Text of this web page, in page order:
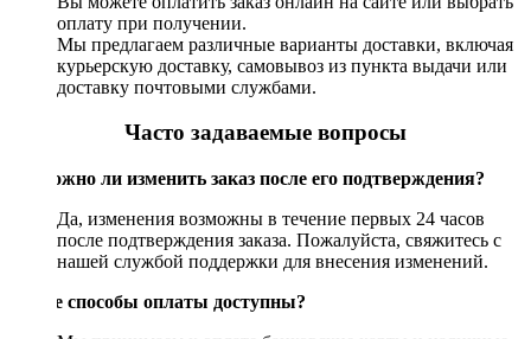
оплату при получении.
Мы предлагаем различные варианты доставки, включая
курьерскую доставку, самовывоз из пункта выдачи или
доставку почтовыми службами.
Часто задаваемые вопросы
Возможно ли изменить заказ после его подтверждения?
Да, изменения возможны в течение первых 24 часов
после подтверждения заказа. Пожалуйста, свяжитесь с
нашей службой поддержки для внесения изменений.
Какие способы оплаты доступны?